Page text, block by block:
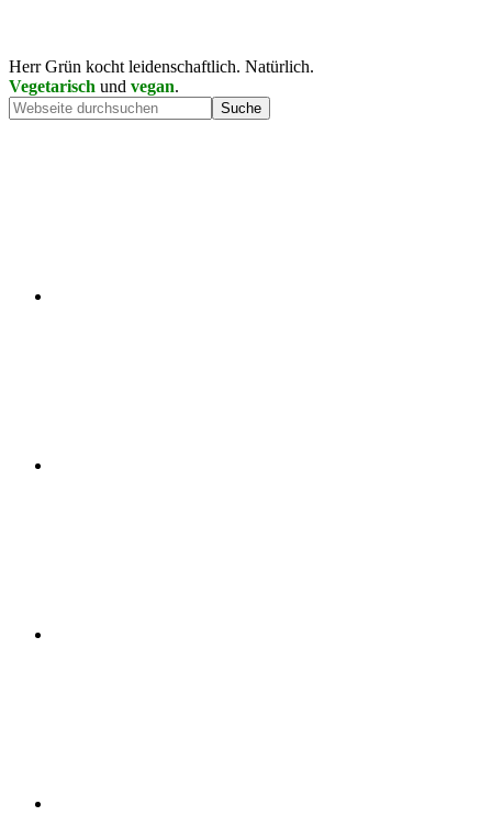
Herr Grün kocht leidenschaftlich. Natürlich.
Vegetarisch und vegan.